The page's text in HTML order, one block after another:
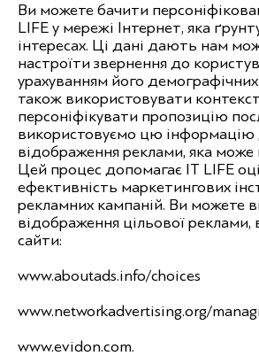
Ви можете бачити
LIFE у мережі Інтернет, яка
інтересах. Ці дані дають нам
настроїти звернення до
урахуванням його демографічних
також використовувати
персоніфікувати пропозицію
використовуємо цю інформацію
відображення реклами, яка може
Цей процес допомагає IT LIFE
ефективність маркетингових
рекламних кампаній. Ви можете
відображення цільової реклами,
сайти:
www.aboutads.info/choices
www.networkadvertising.org/
www.evidon.com.